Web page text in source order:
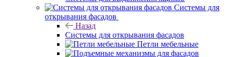
Системы для
открывания фасадов
Назад
Системы для открывания фасадов
Петли мебельные